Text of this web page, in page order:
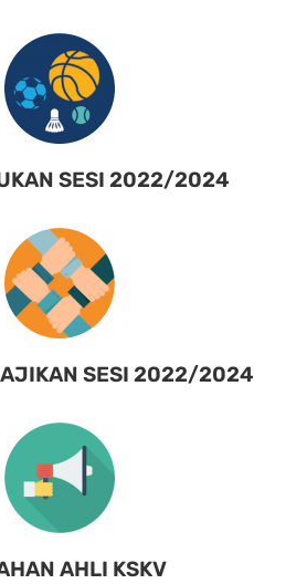
SESI 2022/2024
SESI 2022/2024
AHLI KSKV